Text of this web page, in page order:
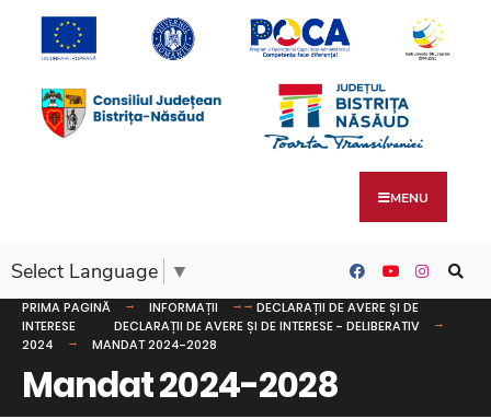
MENU
Select Language ▼
PRIMA PAGINĂ INFORMAȚII
DECLARAȚII DE AVERE ȘI DE
INTERESE
DECLARAȚII DE AVERE ȘI DE INTERESE - DELIBERATIV
2024
MANDAT 2024-2028
Mandat 2024-2028